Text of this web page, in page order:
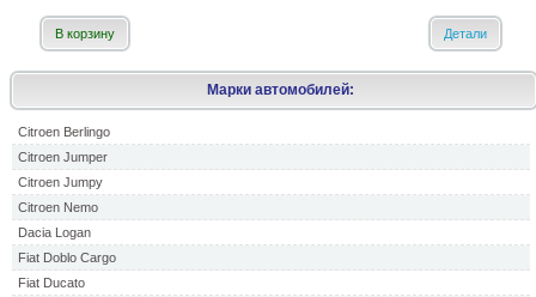
Марки автомобилей:
Citroen Berlingo
Citroen Jumper
Citroen Jumpy
Citroen Nemo
Dacia Logan
Fiat Doblo Cargo
Fiat Ducato
В корзину Детали